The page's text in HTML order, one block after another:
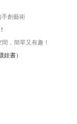
創藝術
，簡單又有趣！
書）